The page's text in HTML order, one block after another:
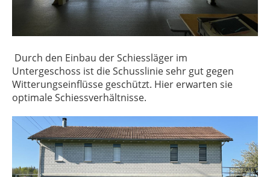
Durch den Einbau der Schiessläger im
Untergeschoss ist die Schusslinie sehr gut gegen
Witterungseinflüsse geschützt. Hier erwarten sie
optimale Schiessverhältnisse.